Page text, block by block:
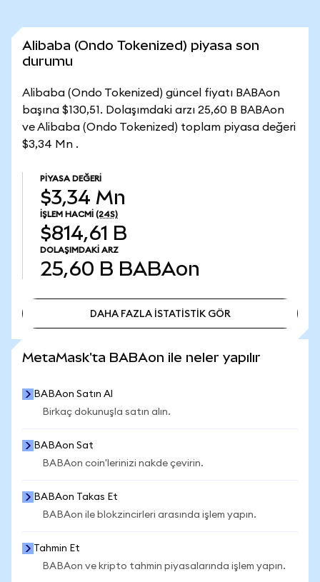
Alibaba (Ondo Tokenized) piyasa son
durumu
Alibaba (Ondo Tokenized) güncel fiyatı BABAon
başına $130,51. Dolaşımdaki arzı 25,60 B BABAon
ve Alibaba (Ondo Tokenized) toplam piyasa değeri
$3,34 Mn .
PIYASA DEĞERI
$3,34 Mn
İŞLEM HACMI (24S)
$814,61 B
DOLAŞIMDAKI ARZ
25,60 B BABAon
DAHA FAZLA İSTATİSTİK GÖR
MetaMask'ta BABAon ile neler yapılır
BABAon Satın Al
Birkaç dokunuşla satın alın.
BABAon Sat
BABAon coin'lerinizi nakde çevirin.
BABAon Takas Et
BABAon ile blokzincirleri arasında işlem yapın.
Tahmin Et
BABAon ve kripto tahmin piyasalarında işlem yapın.